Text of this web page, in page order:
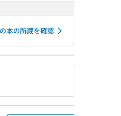
本の所蔵を確認